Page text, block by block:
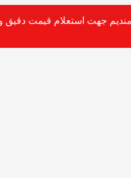
جهت استعلام قیمت دقیق